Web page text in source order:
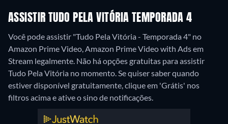
ASSISTIR TUDO PELA VITÓRIA TEMPORADA 4
Você pode assistir "Tudo Pela Vitória - Temporada 4" no
Amazon Prime Video, Amazon Prime Video with Ads em
Stream legalmente. Não há opções gratuitas para assistir
Tudo Pela Vitória no momento. Se quiser saber quando
estiver disponível gratuitamente, clique em 'Grátis' nos
filtros acima e ative o sino de notificações.